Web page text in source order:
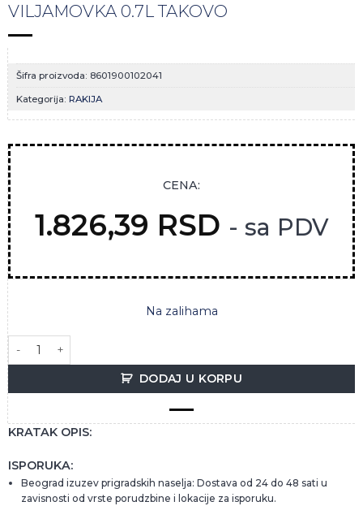
VILJAMOVKA 0.7L TAKOVO
Šifra proizvoda: 8601900102041
Kategorija: RAKIJA
CENA:
1.826,39 RSD - sa PDV
Na zalihama
VILJAMOVKA 0.7L TAKOVO količina
DODAJ U KORPU
KRATAK OPIS:
ISPORUKA:
Beograd izuzev prigradskih naselja: Dostava od 24 do 48 sati u
zavisnosti od vrste porudzbine i lokacije za isporuku.